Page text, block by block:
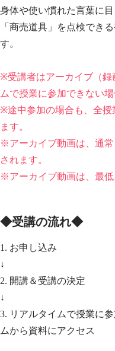
身体や使い慣れた言葉に
「商売道具」を点検でき
す。​
※受講者はアーカイブ（録
ムで授業に参加できない
※途中参加の場合も、全授
ます。
※アーカイブ動画は、通
されます。
※アーカイブ動画は、最低
◆受講の流れ◆
1. お申し込み
↓
2. 開講＆受講の決定
↓
3. リアルタイムで授業に
ムから資料にアクセス